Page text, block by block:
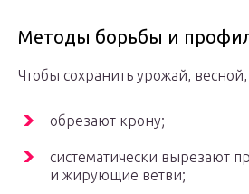
Методы борьбы и
Чтобы сохранить урожай,
обрезают крону;
систематически вырезают
и жирующие ветви;